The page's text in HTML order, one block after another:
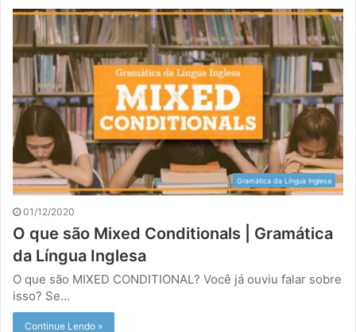
Gramática da Língua Inglesa
01/12/2020
O que são Mixed Conditionals | Gramática
da Língua Inglesa
O que são MIXED CONDITIONAL? Você já ouviu falar sobre
isso? Se…
Continue Lendo »